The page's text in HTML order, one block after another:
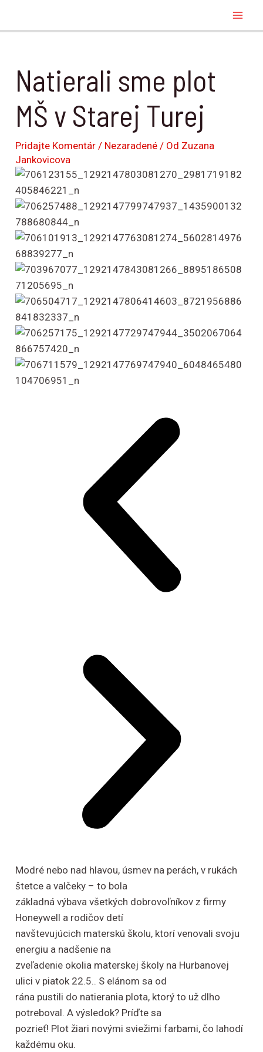
Natierali sme plot
MŠ v Starej Turej
Pridajte Komentár / Nezaradené / Od Zuzana
Jankovicova
Modré nebo nad hlavou, úsmev na perách, v rukách
štetce a valčeky – to bola
základná výbava všetkých dobrovoľníkov z firmy
Honeywell a rodičov detí
navštevujúcich materskú školu, ktorí venovali svoju
energiu a nadšenie na
zveľadenie okolia materskej školy na Hurbanovej
ulici v piatok 22.5.. S elánom sa od
rána pustili do natierania plota, ktorý to už dlho
potreboval. A výsledok? Príďte sa
pozrieť! Plot žiari novými sviežimi farbami, čo lahodí
každému oku.